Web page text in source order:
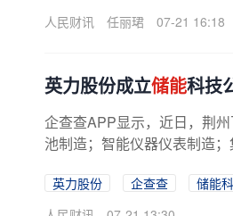
人民财讯
任丽珺 07-21 16:18
英力股份成立储能科技
企查查APP显示，近日，荆
池制造；智能仪器仪表制造
英力股份 企查查
储能